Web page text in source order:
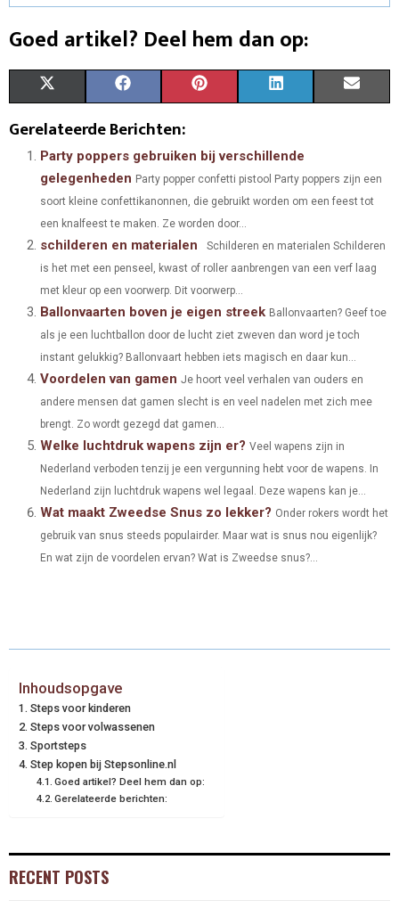
Goed artikel? Deel hem dan op:
A
R
O
T
W
T
E
R
)
R
O
C
E
O
K
A
R
O
N
T
R
S
T
A
R
O
N
K
D
N
R
O
N
I
Gerelateerde Berichten:
Party poppers gebruiken bij verschillende
gelegenheden Party popper confetti pistool Party poppers zijn een
soort kleine confettikanonnen, die gebruikt worden om een feest tot
een knalfeest te maken. Ze worden door...
schilderen en materialen
Schilderen en materialen Schilderen
is het met een penseel, kwast of roller aanbrengen van een verf laag
met kleur op een voorwerp. Dit voorwerp...
Ballonvaarten boven je eigen streek Ballonvaarten? Geef toe
als je een luchtballon door de lucht ziet zweven dan word je toch
instant gelukkig? Ballonvaart hebben iets magisch en daar kun...
Voordelen van gamen Je hoort veel verhalen van ouders en
andere mensen dat gamen slecht is en veel nadelen met zich mee
brengt. Zo wordt gezegd dat gamen...
Welke luchtdruk wapens zijn er? Veel wapens zijn in
Nederland verboden tenzij je een vergunning hebt voor de wapens. In
Nederland zijn luchtdruk wapens wel legaal. Deze wapens kan je...
Wat maakt Zweedse Snus zo lekker? Onder rokers wordt het
gebruik van snus steeds populairder. Maar wat is snus nou eigenlijk?
En wat zijn de voordelen ervan? Wat is Zweedse snus?...
Inhoudsopgave
Steps voor kinderen
Steps voor volwassenen
Sportsteps
Step kopen bij Stepsonline.nl
Goed artikel? Deel hem dan op:
Gerelateerde berichten:
RECENT POSTS